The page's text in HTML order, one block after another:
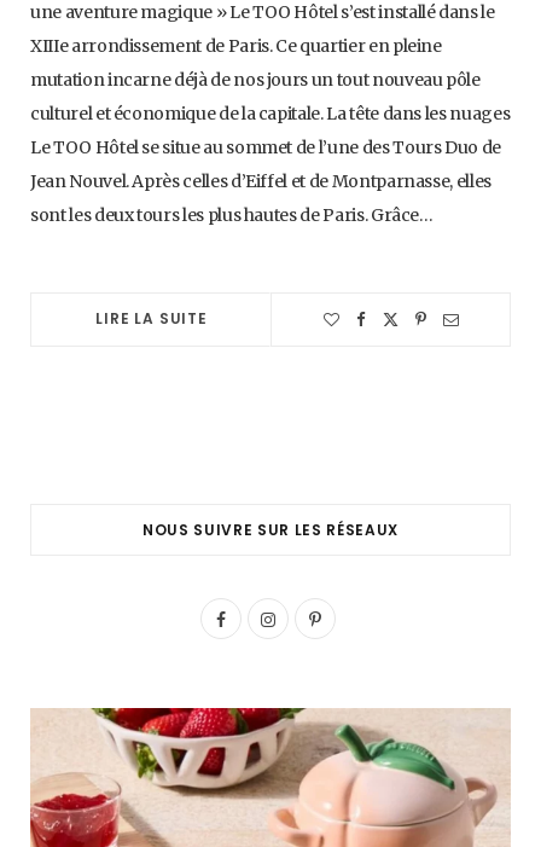
une aventure magique » Le TOO Hôtel s’est installé dans le
XIIIe arrondissement de Paris. Ce quartier en pleine
mutation incarne déjà de nos jours un tout nouveau pôle
culturel et économique de la capitale. La tête dans les nuages
Le TOO Hôtel se situe au sommet de l’une des Tours Duo de
Jean Nouvel. Après celles d’Eiffel et de Montparnasse, elles
sont les deux tours les plus hautes de Paris. Grâce…
LIRE LA SUITE
NOUS SUIVRE SUR LES RÉSEAUX
F
e
b
I
t
a
g
P
t
r